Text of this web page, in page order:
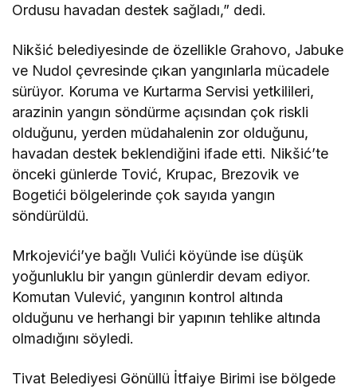
Ordusu havadan destek sağladı,” dedi.
Nikšić belediyesinde de özellikle Grahovo, Jabuke
ve Nudol çevresinde çıkan yangınlarla mücadele
sürüyor. Koruma ve Kurtarma Servisi yetkilileri,
arazinin yangın söndürme açısından çok riskli
olduğunu, yerden müdahalenin zor olduğunu,
havadan destek beklendiğini ifade etti. Nikšić’te
önceki günlerde Tović, Krupac, Brezovik ve
Bogetići bölgelerinde çok sayıda yangın
söndürüldü.
Mrkojevići’ye bağlı Vulići köyünde ise düşük
yoğunluklu bir yangın günlerdir devam ediyor.
Komutan Vulević, yangının kontrol altında
olduğunu ve herhangi bir yapının tehlike altında
olmadığını söyledi.
Tivat Belediyesi Gönüllü İtfaiye Birimi ise bölgede